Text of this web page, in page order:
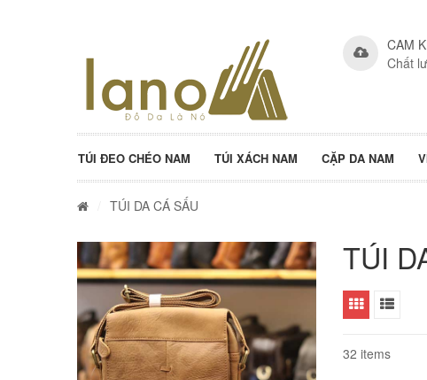
CAM
Chất
TÚI ĐEO CHÉO NAM TÚI XÁCH NAM CẶP DA NAM
TÚI DA CÁ SẤU
TÚI
32 items